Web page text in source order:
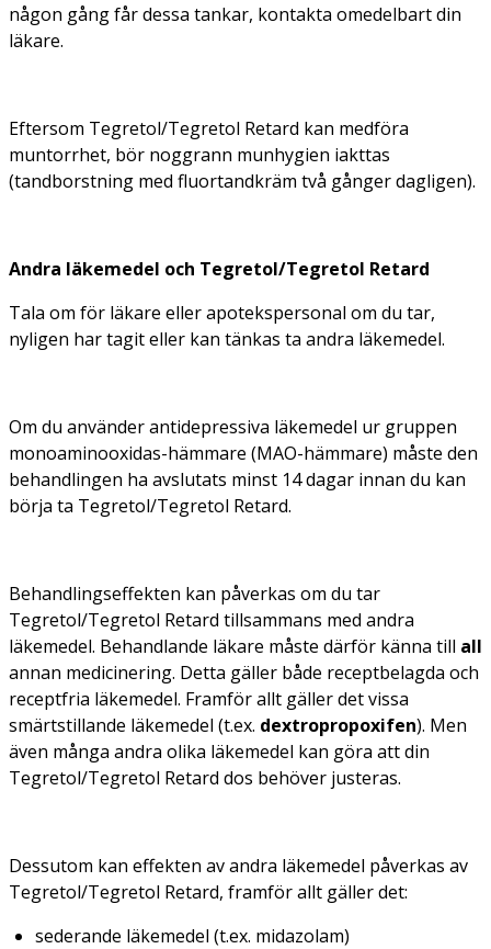
någon gång får dessa tankar, kontakta omedelbart din
läkare.
Eftersom Tegretol/Tegretol Retard kan medföra
muntorrhet, bör noggrann munhygien iakttas
(tandborstning med fluortandkräm två gånger dagligen).
Andra läkemedel och Tegretol/Tegretol Retard
Tala om för läkare eller apotekspersonal om du tar,
nyligen har tagit eller kan tänkas ta andra läkemedel.
Om du använder antidepressiva läkemedel ur gruppen
monoaminooxidas-hämmare (MAO-hämmare) måste den
behandlingen ha avslutats minst 14 dagar innan du kan
börja ta Tegretol/Tegretol Retard.
Behandlingseffekten kan påverkas om du tar
Tegretol/Tegretol Retard tillsammans med andra
läkemedel. Behandlande läkare måste därför känna till all
annan medicinering. Detta gäller både receptbelagda och
receptfria läkemedel. Framför allt gäller det vissa
smärtstillande läkemedel (t.ex. dextropropoxifen). Men
även många andra olika läkemedel kan göra att din
Tegretol/Tegretol Retard dos behöver justeras.
Dessutom kan effekten av andra läkemedel påverkas av
Tegretol/Tegretol Retard, framför allt gäller det:
sederande läkemedel (t.ex. midazolam)